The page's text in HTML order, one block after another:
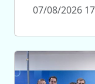
07/08/2026